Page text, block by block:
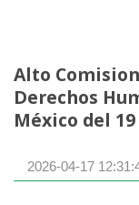
Alto
Derechos
México del
2026-04-17